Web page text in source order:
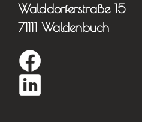
Walddorferstraße 15
71111 Waldenbuch